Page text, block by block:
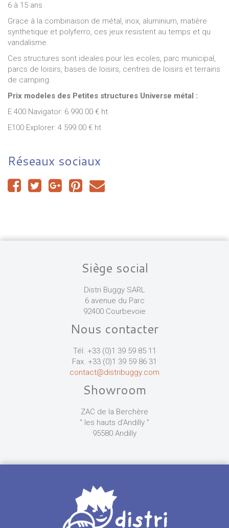
6 à 15 ans
Grace à la combinaison de métal, inox, aluminium, matière
synthetique et polyferro, ces jeux resistent au temps et qu
vandalisme.
Ces structures sont ideales pour les ecoles, parc municipal,
parcs de loisirs, bases de loisirs, centres de loisirs et terrains
de camping.
Prix modeles des Petites structures Universe métal :
E 400 Navigator: 6 990.00 € ht
E100 Explorer: 4 599.00 € ht
Réseaux sociaux
Siège social
Distri Buggy SARL
6 avenue du Parc
92400 Courbevoie
Nous contacter
Tél. +33 (0)1 39 59 85 11
Fax. +33 (0)1 39 59 86 31
contact@distribuggy.com
Showroom
ZAC de la Berchère
“ les hauts d'Andilly ”
95580 Andilly